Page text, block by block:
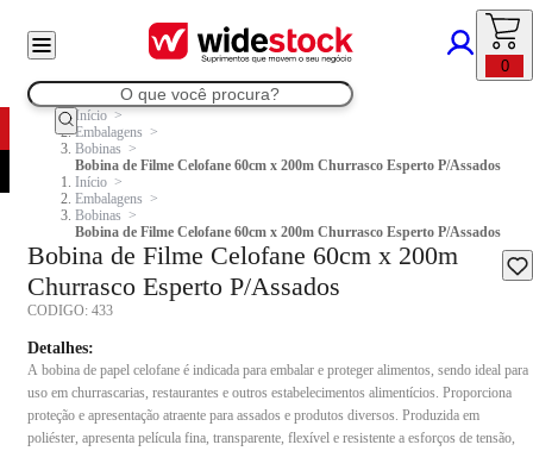
0
Início
Embalagens
Bobinas
Bobina de Filme Celofane 60cm x 200m Churrasco Esperto P/Assados
Início
Embalagens
Bobinas
Bobina de Filme Celofane 60cm x 200m Churrasco Esperto P/Assados
Bobina de Filme Celofane 60cm x 200m
Churrasco Esperto P/Assados
CODIGO: 433
Detalhes:
A bobina de papel celofane é indicada para embalar e proteger alimentos, sendo ideal para
uso em churrascarias, restaurantes e outros estabelecimentos alimentícios. Proporciona
proteção e apresentação atraente para assados e produtos diversos. Produzida em
poliéster, apresenta película fina, transparente, flexível e resistente a esforços de tensão,